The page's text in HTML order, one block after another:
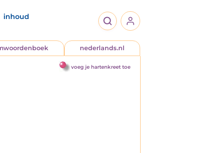
inhoud
nederlands.nl
voeg je hartenkreet toe